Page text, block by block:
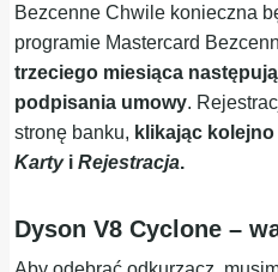
Bezcenne Chwile konieczna
programie Mastercard
trzeciego miesiąca
podpisania umowy.
stronę banku, klikając
KartyiRejestracja.
Dyson V8 Cyclone –